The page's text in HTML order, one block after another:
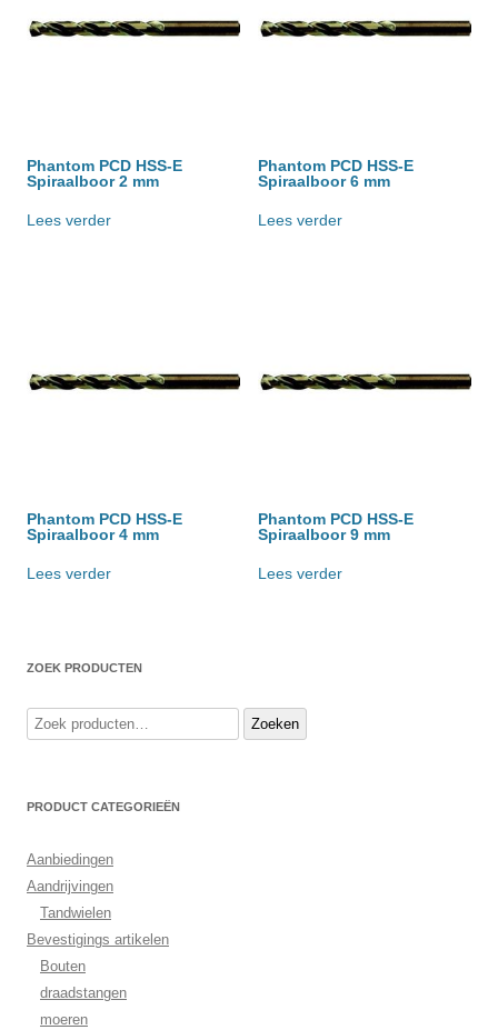
Phantom PCD HSS-E
Spiraalboor 2 mm
Lees verder
Phantom PCD HSS-E
Spiraalboor 6 mm
Lees verder
Phantom PCD HSS-E
Spiraalboor 4 mm
Lees verder
Phantom PCD HSS-E
Spiraalboor 9 mm
Lees verder
ZOEK PRODUCTEN
Zoeken
naar:
Zoeken
PRODUCT CATEGORIEËN
Aanbiedingen
Aandrijvingen
Tandwielen
Bevestigings artikelen
Bouten
draadstangen
moeren